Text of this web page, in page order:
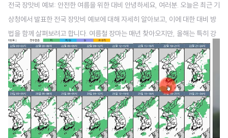
전국 장맛비 예보: 안전한 여름을 위한 대비 안녕하세요, 여러분. 오늘은 최근 기
상청에서 발표한 전국 장맛비 예보에 대해 자세히 알아보고, 이에 대한 대비 방
법을 함께 살펴보려고 합니다. 여름철 장마는 매년 찾아오지만, 올해는 특히 강
한 비와 함께 돌풍, 천둥·번개까지 예상되어 각별한 주의가 필요할 것 같습니다.
1. 전국 장맛비 예보 상세 정보 기상청의 발표에 따르면, 7월 4일 목요일부터 전
국적으로 강한 장맛비가 내릴 예정입니다. 특히 수도권과 충청 지역에는 최대 1
50mm의 비가 예상되어 큰 피해가 우려됩니다. 지역별로 자세히 살펴볼까요?
1) 수도권과 충청권 - 예상 강수량: 최대 150mm - 날씨 설명: 오후부터 비가
시작되어 밤까지 이어질 예정입니다. 돌풍과 천둥·번개를 동반한 강한 비가 내..